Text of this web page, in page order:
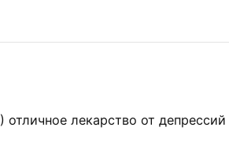
отличное лекарство от депрессий